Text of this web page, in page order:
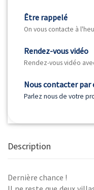
Être rappelé
On vous contacte à
Rendez-vous vidéo
Rendez-vous vidéo
Nous contacter par
Parlez nous de votre
Description
Dernière chance !